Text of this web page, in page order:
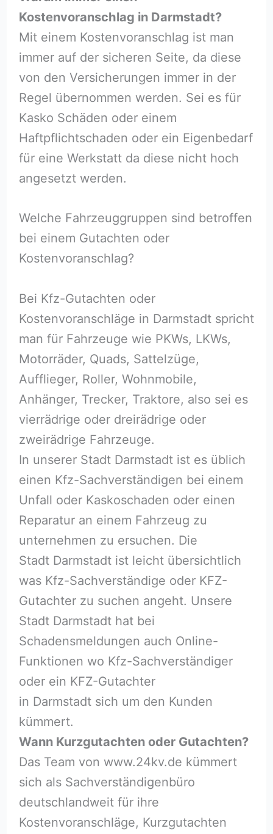
Kostenvoranschlag in Darmstadt?
Mit einem Kostenvoranschlag ist man
immer auf der sicheren Seite, da diese
von den Versicherungen immer in der
Regel übernommen werden. Sei es für
Kasko Schäden oder einem
Haftpflichtschaden oder ein Eigenbedarf
für eine Werkstatt da diese nicht hoch
angesetzt werden.
Welche Fahrzeuggruppen sind betroffen
bei einem Gutachten oder
Kostenvoranschlag?
Bei Kfz-Gutachten oder
Kostenvoranschläge in Darmstadt spricht
man für Fahrzeuge wie PKWs, LKWs,
Motorräder, Quads, Sattelzüge,
Aufflieger, Roller, Wohnmobile,
Anhänger, Trecker, Traktore, also sei es
vierrädrige oder dreirädrige oder
zweirädrige Fahrzeuge.
In unserer Stadt Darmstadt ist es üblich
einen Kfz-Sachverständigen bei einem
Unfall oder Kaskoschaden oder einen
Reparatur an einem Fahrzeug zu
unternehmen zu ersuchen. Die
Stadt Darmstadt ist leicht übersichtlich
was Kfz-Sachverständige oder KFZ-
Gutachter zu suchen angeht. Unsere
Stadt Darmstadt hat bei
Schadensmeldungen auch Online-
Funktionen wo Kfz-Sachverständiger
oder ein KFZ-Gutachter
in Darmstadt sich um den Kunden
kümmert.
Wann Kurzgutachten oder Gutachten?
Das Team von www.24kv.de kümmert
sich als Sachverständigenbüro
deutschlandweit für ihre
Kostenvoranschläge, Kurzgutachten